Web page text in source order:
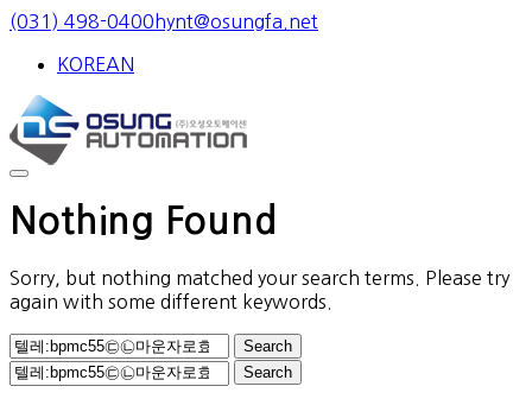
Skip
content
(031) 498-0400 hynt@osungfa.net
KOREAN
Nothing Found
Sorry, but nothing matched your search terms. Please try
again with some different keywords.
Search
for:
Search